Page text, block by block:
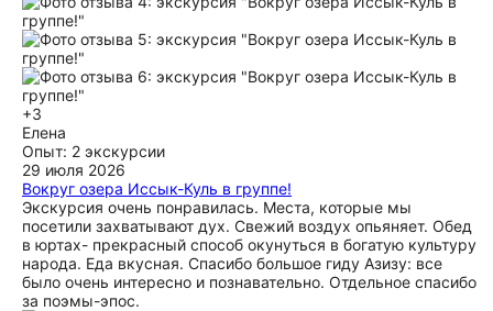
посетили - все компенсирует. И когда уже сил совсем нет -
термальные источники снрмают всю усталость.... Но...
Экскурсия уже закончилась! На следующий день были с
экскурсией с другой фирмой-зря выкинутые деньги.
Рекомендую эту фирму на отдыхе в Иссык-куле, не
пожалеете! Фарида - Вы лучшая!
ещё
+3
Елена
Опыт: 2 экскурсии
29 июля 2026
Вокруг озера Иссык-Куль в группе!
Экскурсия очень понравилась. Места, которые мы
посетили захватывают дух. Свежий воздух опьяняет. Обед
в юртах- прекрасный способ окунуться в богатую культуру
народа. Еда вкусная. Спасибо большое гиду Азизу: все
было очень интересно и познавательно. Отдельное спасибо
за поэмы-эпос.